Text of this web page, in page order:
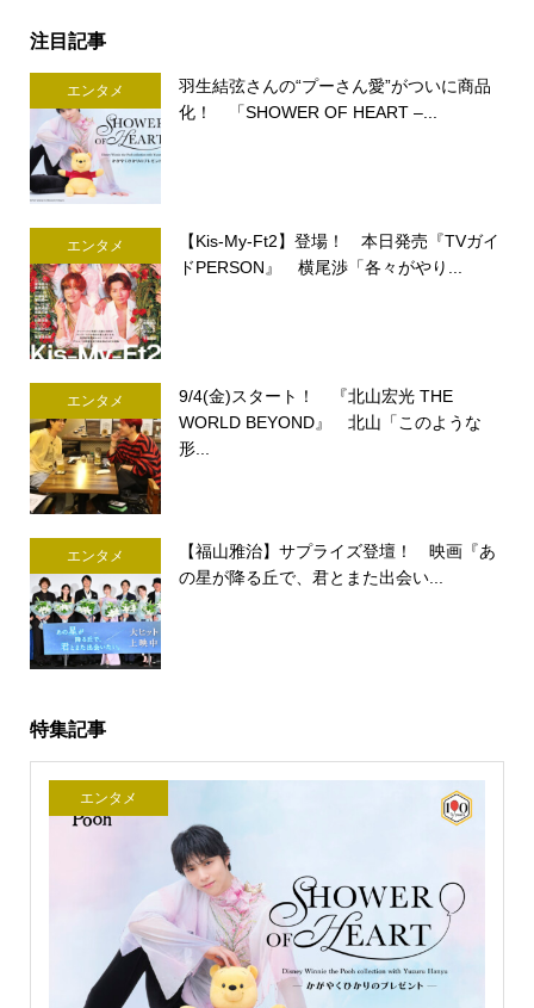
注目記事
エンタメ
羽生結弦さんの“プーさん愛”がついに商品
化！ 「SHOWER OF HEART –...
エンタメ
【Kis-My-Ft2】登場！ 本日発売『TVガイ
ドPERSON』 横尾渉「各々がやり...
エンタメ
9/4(金)スタート！ 『北山宏光 THE
WORLD BEYOND』 北山「このような
形...
エンタメ
【福山雅治】サプライズ登壇！ 映画『あ
の星が降る丘で、君とまた出会い...
特集記事
エンタメ